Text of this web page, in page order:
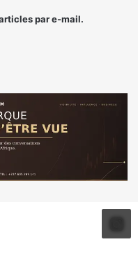
par e-mail.